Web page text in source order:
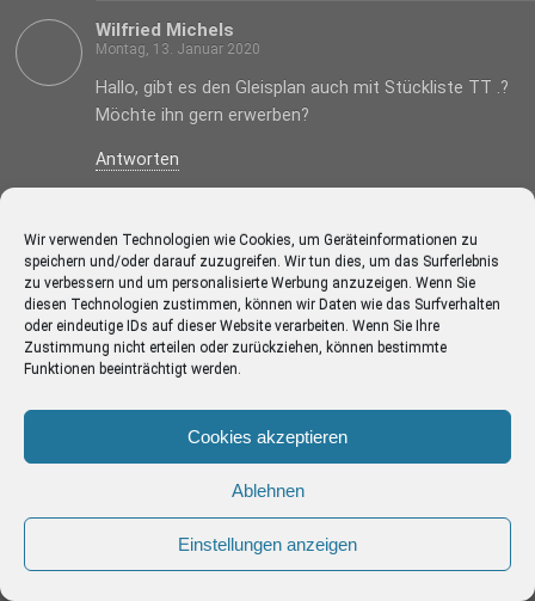
Wir verwenden Technologien wie Cookies, um Geräteinformationen zu
speichern und/oder darauf zuzugreifen. Wir tun dies, um das Surferlebnis
zu verbessern und um personalisierte Werbung anzuzeigen. Wenn Sie
diesen Technologien zustimmen, können wir Daten wie das Surfverhalten
oder eindeutige IDs auf dieser Website verarbeiten. Wenn Sie Ihre
Zustimmung nicht erteilen oder zurückziehen, können bestimmte
Funktionen beeinträchtigt werden.
Cookies akzeptieren
Ablehnen
Einstellungen anzeigen
Wilfried Michels
Montag, 13. Januar 2020
Hallo, gibt es den Gleisplan auch mit Stückliste TT .?
Möchte ihn gern erwerben?
Antworten
Mittwoch, 14. Oktober 2020
Tip von Rolf (Railmodeller) ist an sich gut, mit der
Demoversion ist zwar gut einmal zu üben allerdings
mit der Begrenzung auf 50 Schienen kann man für
eine Anlage nicht viel anfangen – also Pro Version.
tragbar (entspricht etwa einer Märklin Weiche)
Antworten
Karl-Heinz Mellar
Mittwoch, 17. Februar 2021